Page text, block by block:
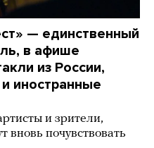
— единственный
в афише
из России,
иностранные
и зрители,
вновь почувствовать